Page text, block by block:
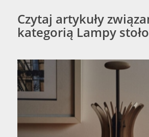
Czytaj artykuły
kategorią Lampy